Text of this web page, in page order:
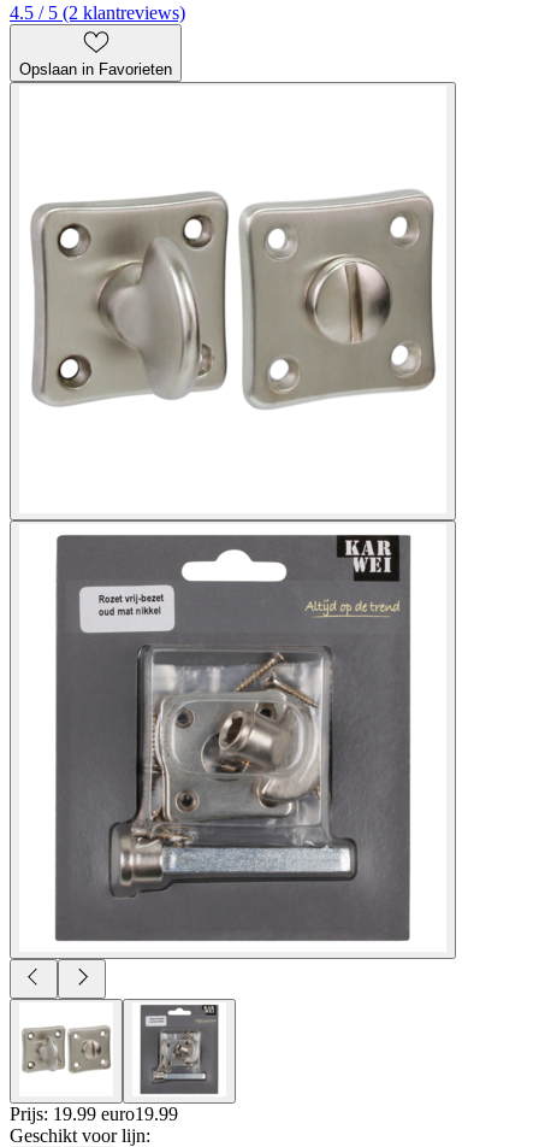
4.5 / 5 (2 klantreviews)
Opslaan in Favorieten
Prijs: 19.99 euro19.99
Geschikt voor lijn: